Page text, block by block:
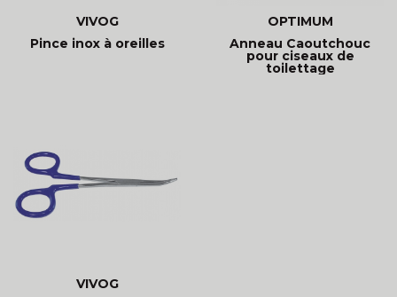
VIVOG
Pince inox à oreilles
OPTIMUM
Anneau Caoutchouc
pour ciseaux de
toilettage
VIVOG